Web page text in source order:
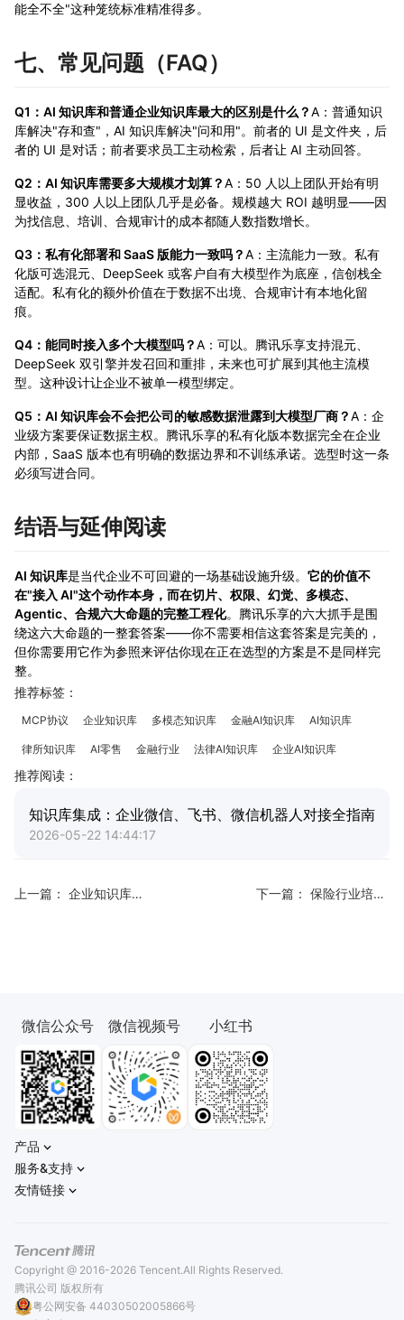
能全不全"这种笼统标准精准得多。
七、常见问题（FAQ）
Q1：AI 知识库和普通企业知识库最大的区别是什么？A：普通知识
库解决"存和查"，AI 知识库解决"问和用"。前者的 UI 是文件夹，后
者的 UI 是对话；前者要求员工主动检索，后者让 AI 主动回答。
Q2：AI 知识库需要多大规模才划算？A：50 人以上团队开始有明
显收益，300 人以上团队几乎是必备。规模越大 ROI 越明显——因
为找信息、培训、合规审计的成本都随人数指数增长。
Q3：私有化部署和 SaaS 版能力一致吗？A：主流能力一致。私有
化版可选混元、DeepSeek 或客户自有大模型作为底座，信创栈全
适配。私有化的额外价值在于数据不出境、合规审计有本地化留
痕。
Q4：能同时接入多个大模型吗？A：可以。腾讯乐享支持混元、
DeepSeek 双引擎并发召回和重排，未来也可扩展到其他主流模
型。这种设计让企业不被单一模型绑定。
Q5：AI 知识库会不会把公司的敏感数据泄露到大模型厂商？A：企
业级方案要保证数据主权。腾讯乐享的私有化版本数据完全在企业
内部，SaaS 版本也有明确的数据边界和不训练承诺。选型时这一条
必须写进合同。
结语与延伸阅读
AI 知识库是当代企业不可回避的一场基础设施升级。 它的价值不
在"接入 AI"这个动作本身，而在切片、权限、幻觉、多模态、
Agentic、合规六大命题的完整工程化。腾讯乐享的六大抓手是围
绕这六大命题的一整套答案——你不需要相信这套答案是完美的，
但你需要用它作为参照来评估你现在正在选型的方案是不是同样完
整。
推荐标签：
MCP协议 企业知识库 多模态知识库 金融AI知识库 AI知识库
律所知识库 AI零售 金融行业 法律AI知识库 企业AI知识库
推荐阅读：
知识库集成：企业微信、飞书、微信机器人对接全指南
2026-05-22 14:44:17
上一篇： 企业知识库怎么搭建：从 0 到 1 的 5 步实操指南 下一篇： 保险行业培训知识库：业务员上手周期缩短的实战方法
微信公众号 微信视频号 小红书
产品
服务&支持
友情链接
Copyright @ 2016-2026 Tencent.All Rights Reserved.
腾讯公司 版权所有
粤公网安备 44030502005866号